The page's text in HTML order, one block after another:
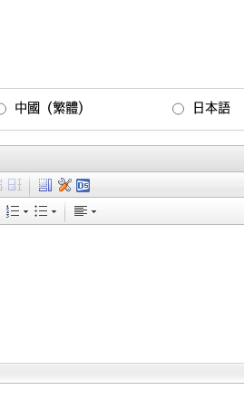
中國（繁體) 日本語